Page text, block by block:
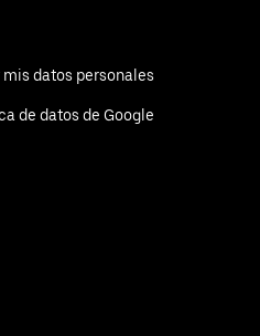
datos personales
de datos de Google